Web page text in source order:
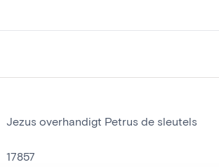
Jezus overhandigt Petrus de sleutels
17857